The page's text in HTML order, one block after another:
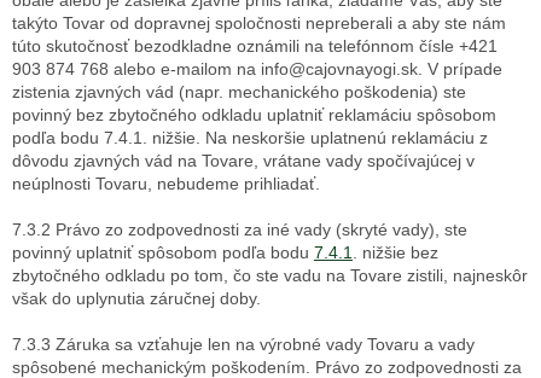
takýto Tovar od dopravnej spoločnosti nepreberali a aby ste nám
túto skutočnosť bezodkladne oznámili na telefónnom čísle +421
903 874 768 alebo e-mailom na info@cajovnayogi.sk. V prípade
zistenia zjavných vád (napr. mechanického poškodenia) ste
povinný bez zbytočného odkladu uplatniť reklamáciu spôsobom
podľa bodu 7.4.1. nižšie. Na neskoršie uplatnenú reklamáciu z
dôvodu zjavných vád na Tovare, vrátane vady spočívajúcej v
neúplnosti Tovaru, nebudeme prihliadať.
7.3.2 Právo zo zodpovednosti za iné vady (skryté vady), ste
povinný uplatniť spôsobom podľa bodu 7.4.1
. nižšie bez
zbytočného odkladu po tom, čo ste vadu na Tovare zistili, najneskôr
však do uplynutia záručnej doby.
7.3.3 Záruka sa vzťahuje len na výrobné vady Tovaru a vady
spôsobené mechanickým poškodením. Právo zo zodpovednosti za